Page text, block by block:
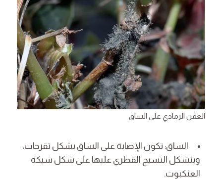
العفن الرمادي على الساق
الساق: تكون الإصابة على الساق بشكل تقرحات،
ويتشكل النسيج الفطري عليها على شكل شبكة
العنكبوت.